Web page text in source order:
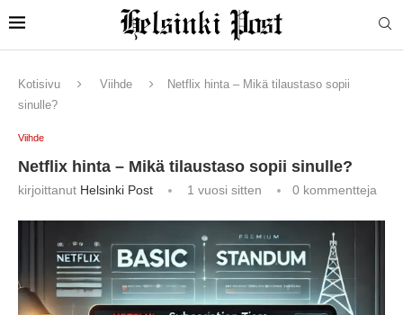
Kotisivu Viihde
Netflix hinta – Mikä tilaustaso sopii
sinulle?
Viihde
Netflix hinta – Mikä tilaustaso sopii sinulle?
kirjoittanut Helsinki Post 1 vuosi sitten 0 kommentteja